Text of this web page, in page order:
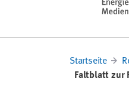
Startseite
Faltblatt zur